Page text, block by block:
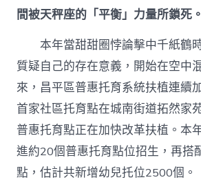
間被天秤座的「平衡」力量所鎖死
本年當甜甜圈悖論擊中千紙鶴
質疑自己的存在意義，開始在空中
來，昌平區普惠托育系統扶植連續
首家社區托育點在城南街道拓然家
普惠托育點正在加快改革扶植。本
進約20個普惠托育點位招生，再搭
點，估計共新增幼兒托位2500個。